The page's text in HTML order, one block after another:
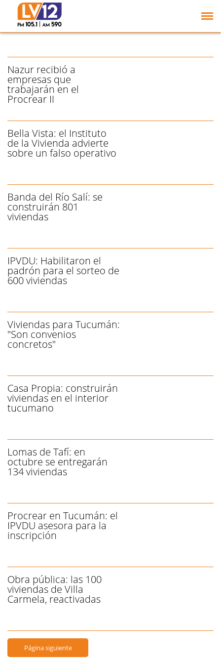
El IPVDU confirmó el
padrón definitivo para el
sorteo de 76 viviendas
Nazur recibió a
empresas que
trabajarán en el
Procrear II
Bella Vista: el Instituto
de la Vivienda advierte
sobre un falso operativo
Banda del Río Salí: se
construirán 801
viviendas
IPVDU: Habilitaron el
padrón para el sorteo de
600 viviendas
Viviendas para Tucumán:
"Son convenios
concretos"
Casa Propia: construirán
viviendas en el interior
tucumano
Lomas de Tafí: en
octubre se entregarán
134 viviendas
Procrear en Tucumán: el
IPVDU asesora para la
inscripción
Obra pública: las 100
viviendas de Villa
Carmela, reactivadas
Página siguiente